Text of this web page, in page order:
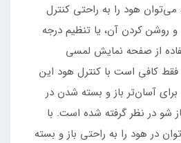
می‌توان هود را به راحتی کنترل
روشن کردن آن، یا تنظیم درجه
از صفحه نمایش لمسی
کافی است با کنترل هود این
برای آسان‌تر باز و بسته شدن در
شو در نظر گرفته شده است. با
در هود را به راحتی باز و بسته